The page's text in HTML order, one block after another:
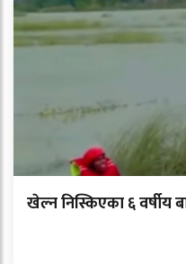
खेल्न निस्किएका ६